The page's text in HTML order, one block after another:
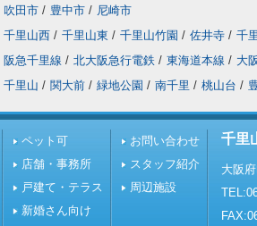
吹田市 / 豊中市 / 尼崎市
千里山西 / 千里山東 / 千里山竹園 / 佐井寺 / 千
阪急千里線 / 北大阪急行電鉄 / 東海道本線 / 大
千里山 / 関大前 / 緑地公園 / 南千里 / 桃山台 /
ペット可
店舗・事務所
戸建て・テラス
新婚さん向け
お問い合わせ
スタッフ紹介
周辺施設
千里
大阪